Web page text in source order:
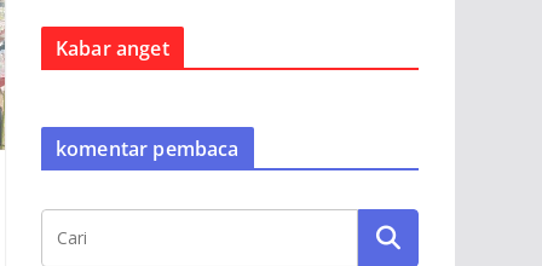
Kabar anget
komentar pembaca